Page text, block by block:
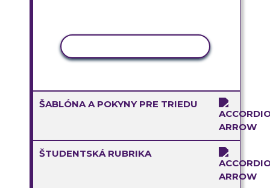
ŠABLÓNA A POKYNY PRE TRIEDU
ŠTUDENTSKÁ RUBRIKA